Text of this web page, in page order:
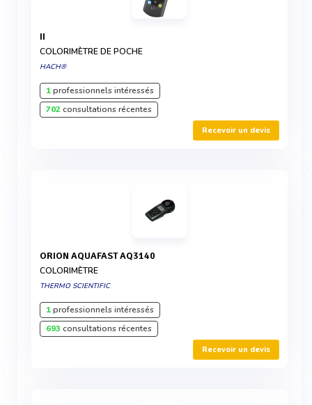
II
COLORIMÈTRE DE POCHE
HACH®
1professionnels intéressés
702consultations récentes
Recevoir un devis
ORION AQUAFAST AQ3140
COLORIMÈTRE
THERMO SCIENTIFIC
1professionnels intéressés
693 consultations récentes
Recevoir un devis